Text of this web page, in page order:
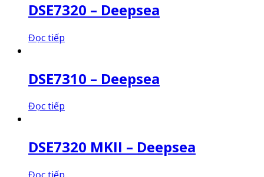
DSE7320 – Deepsea
Đọc tiếp
DSE7310 – Deepsea
Đọc tiếp
DSE7320 MKII – Deepsea